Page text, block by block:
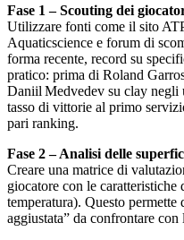
Fase 1 – Scouting dei
Utilizzare fonti come il sito
Aquaticscience e forum di
forma recente, record su
pratico: prima di Roland
Daniil Medvedev su clay
tasso di vittorie al primo
pari ranking.
Fase 2 – Analisi delle
Creare una matrice di
giocatore con le
temperatura). Questo
aggiustata” da confrontare